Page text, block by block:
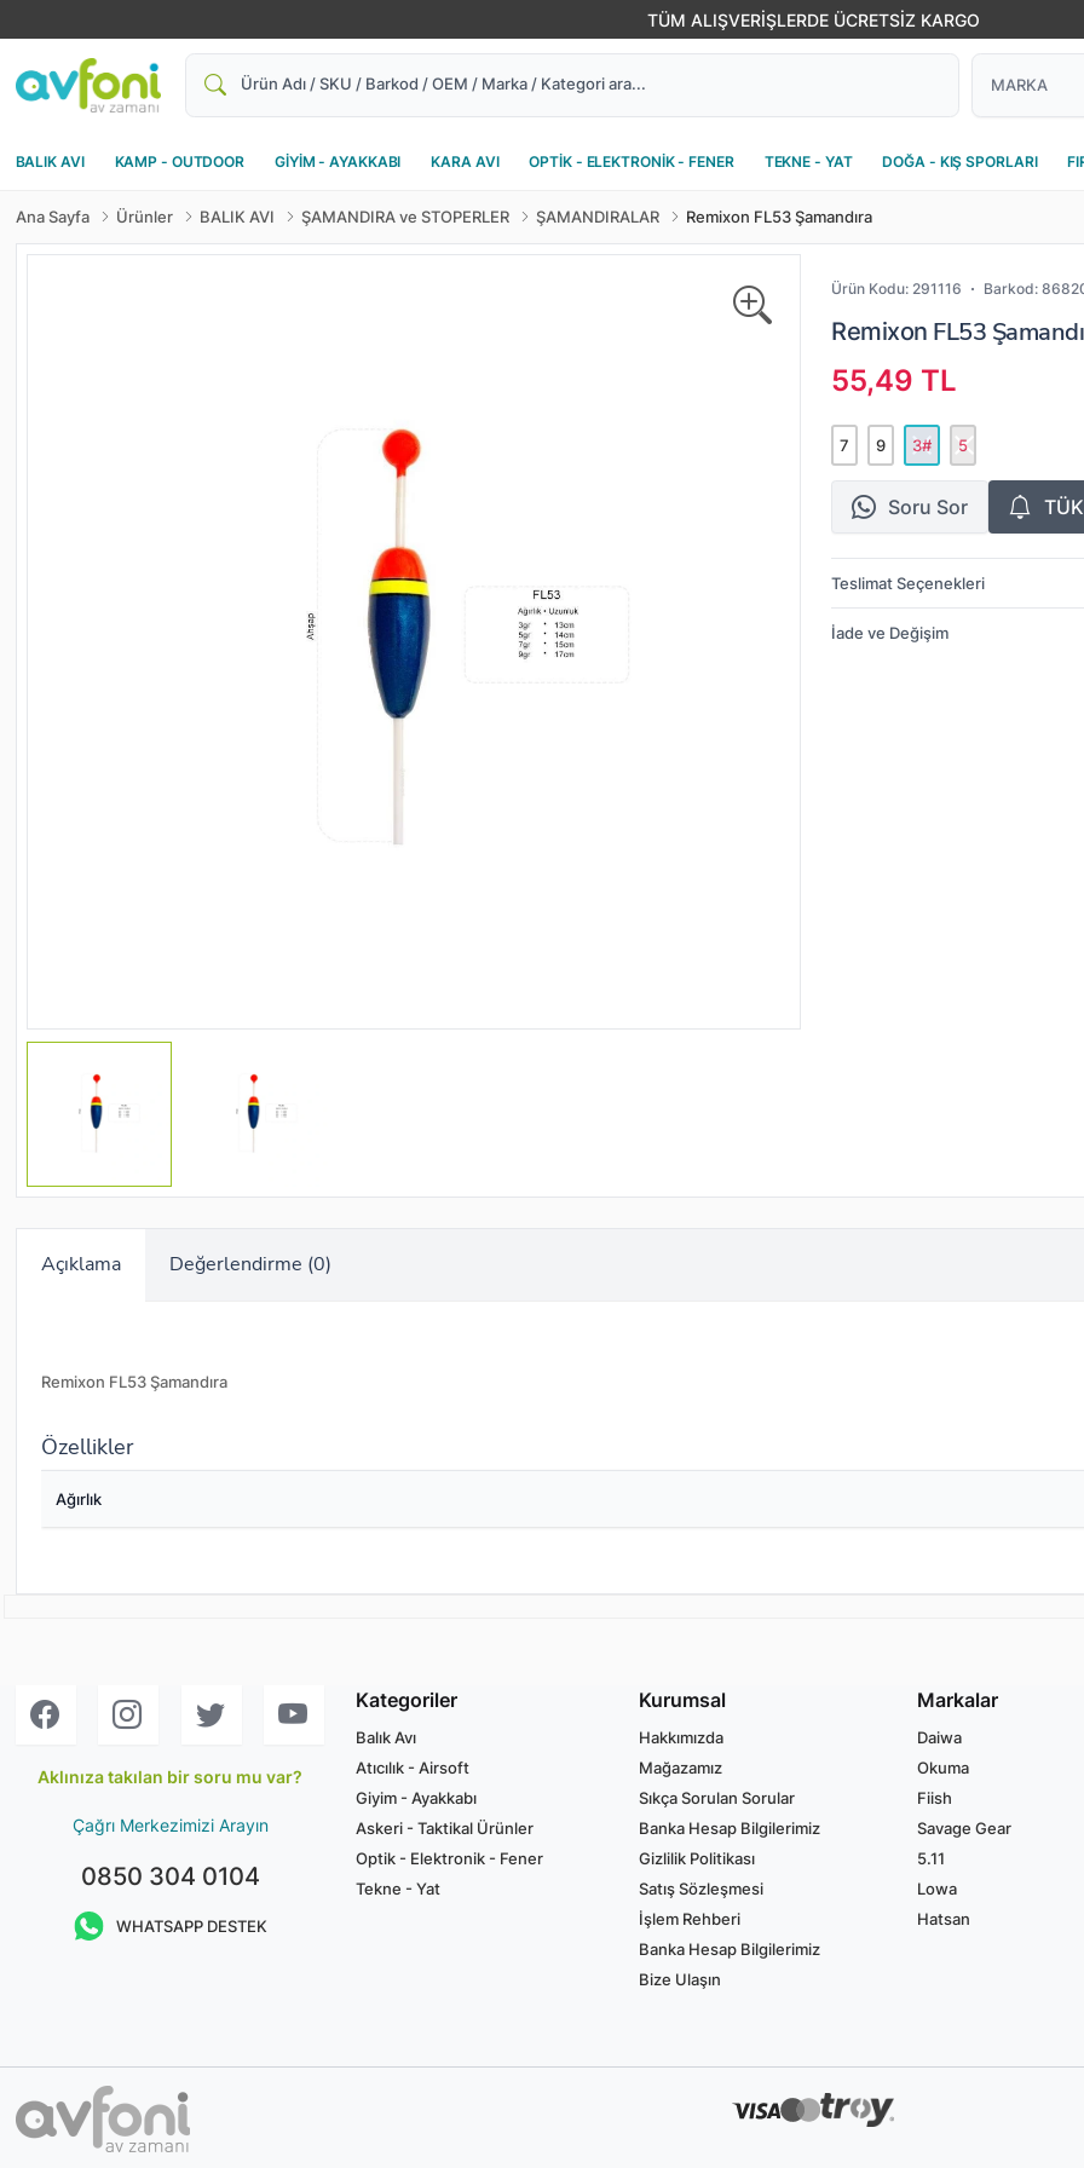
TÜM ALIŞVERİŞLERDE ÜCRETSİZ KARGO
Ara
BALIK AVI KAMP - OUTDOOR GİYİM - AYAKKABI KARA AVI OPTİK - ELEKTRONİK - FENER TEKNE - YAT DOĞA - KIŞ SPORLARI
Ana Sayfa Ürünler BALIK AVI ŞAMANDIRA ve STOPERLER ŞAMANDIRALAR Remixon FL53 Şamandıra
Ürün Kodu: 291116 Barkod:
Remixon FL53
55,49 TL
7 9 3# 5
Soru Sor
Teslimat Seçenekleri
İade ve Değişim
Açıklama Değerlendirme (0)
Remixon FL53 Şamandıra
Özellikler
Ağırlık
Aklınıza takılan bir soru mu var?
Çağrı Merkezimizi Arayın
0850 304 0104
WHATSAPP DESTEK
Kategoriler
Balık Avı
Atıcılık - Airsoft
Giyim - Ayakkabı
Askeri - Taktikal Ürünler
Optik - Elektronik - Fener
Tekne - Yat
Kurumsal
Hakkımızda
Mağazamız
Sıkça Sorulan Sorular
Banka Hesap Bilgilerimiz
Gizlilik Politikası
Satış Sözleşmesi
İşlem Rehberi
Banka Hesap Bilgilerimiz
Bize Ulaşın
Markalar
Daiwa
Okuma
Fiish
Savage Gear
5.11
Lowa
Hatsan